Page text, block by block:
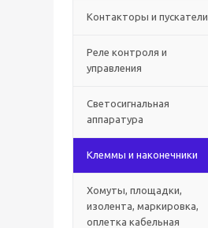
Контакторы и пускатели
Реле контроля и
управления
Светосигнальная
аппаратура
Клеммы и наконечники
Хомуты, площадки,
изолента, маркировка,
оплетка кабельная